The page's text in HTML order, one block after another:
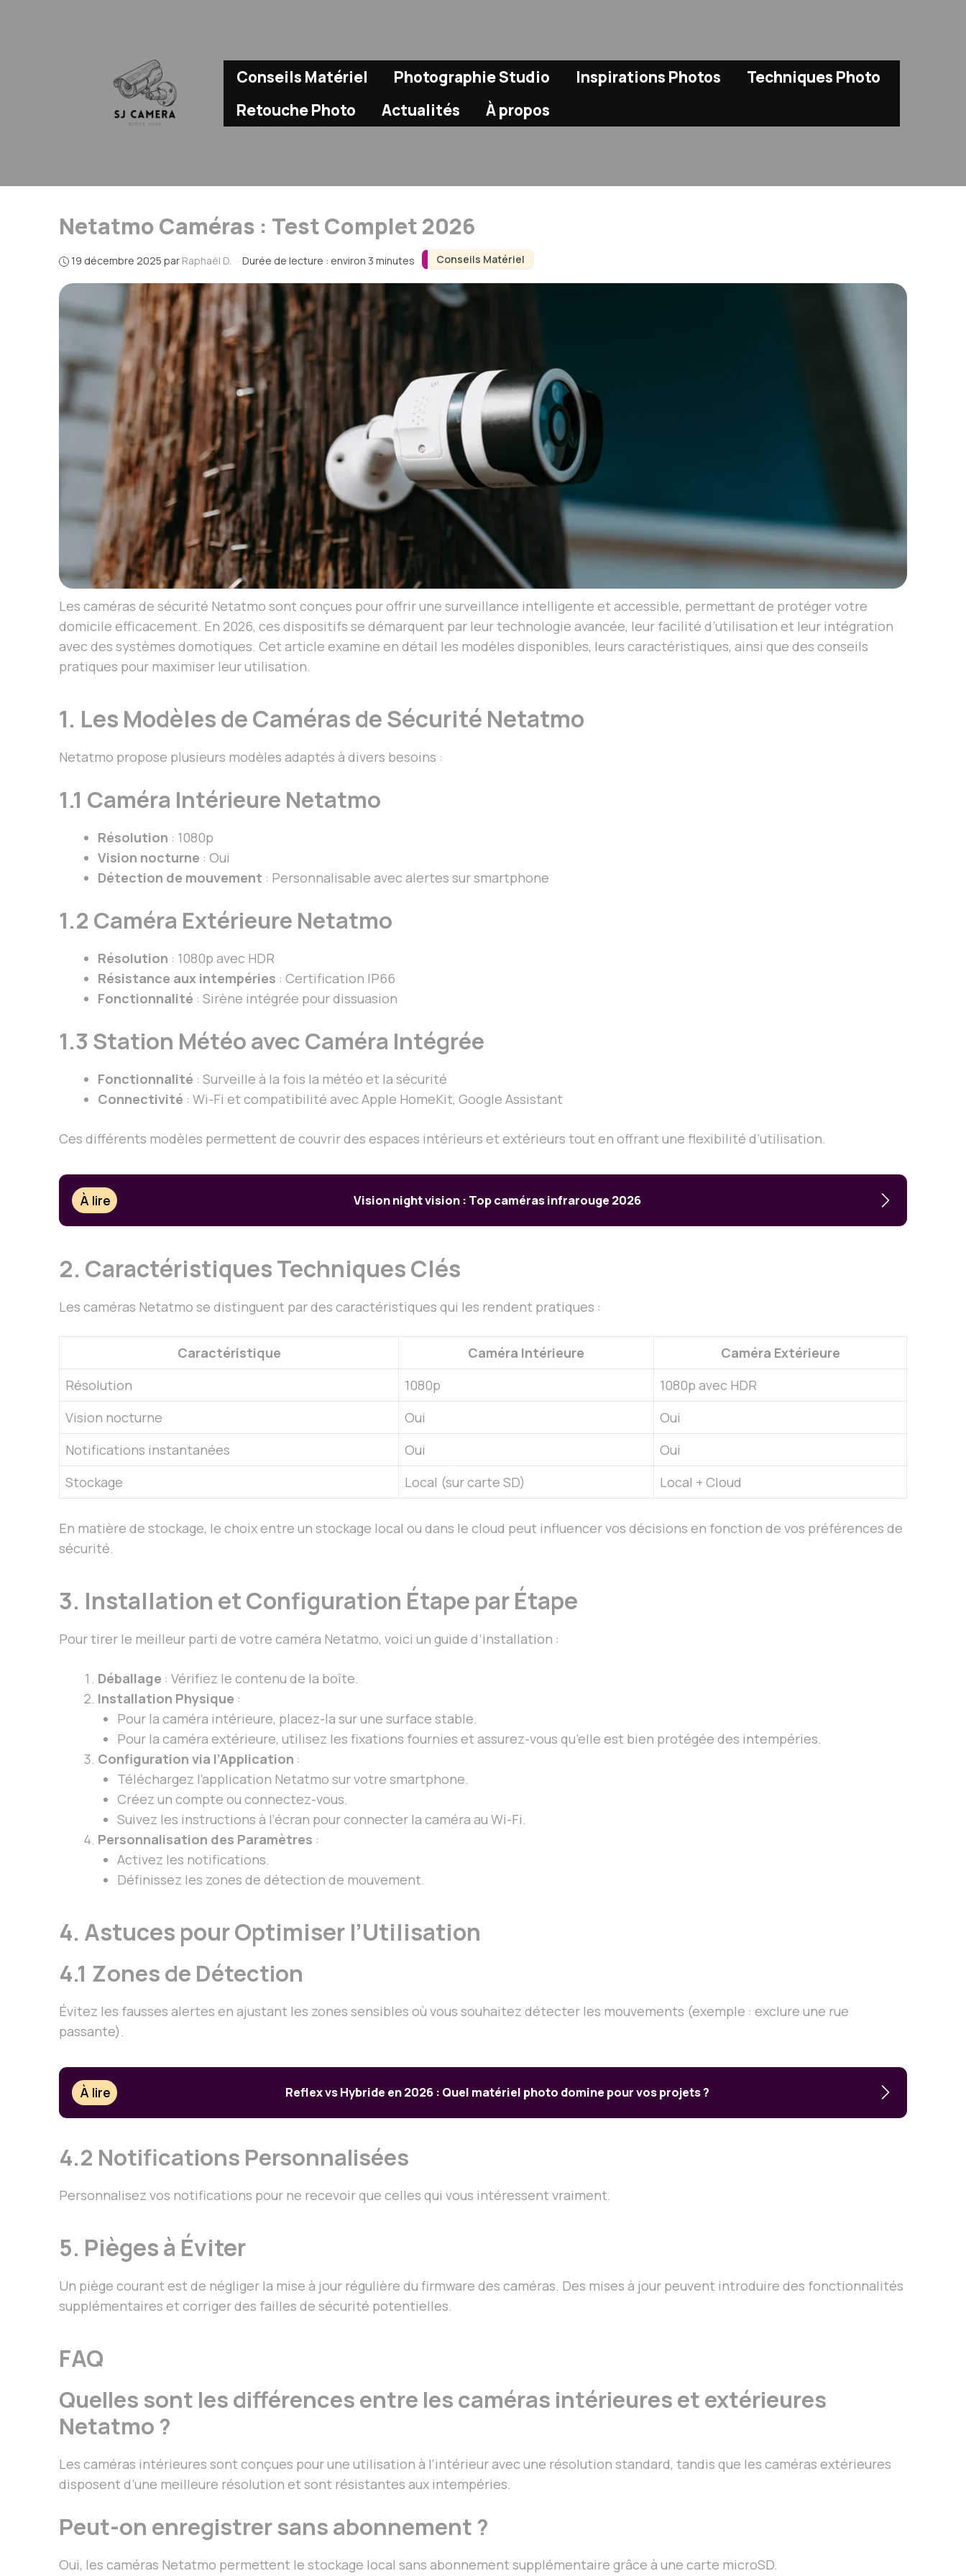
Conseils Matériel Photographie Studio Inspirations Photos
Techniques Photo
Retouche Photo
Actualités À propos
Conseils Matériel
Netatmo Caméras : Test Complet 2026
19 décembre 2025 par Raphaël D. · Durée de lecture : environ 3 minutes
Les caméras de sécurité Netatmo sont conçues pour offrir une surveillance intelligente et accessible, permettant de protéger votre
domicile efficacement. En 2026, ces dispositifs se démarquent par leur technologie avancée, leur facilité d’utilisation et leur intégration
avec des systèmes domotiques. Cet article examine en détail les modèles disponibles, leurs caractéristiques, ainsi que des conseils
pratiques pour maximiser leur utilisation.
1. Les Modèles de Caméras de Sécurité Netatmo
Netatmo propose plusieurs modèles adaptés à divers besoins :
1.1 Caméra Intérieure Netatmo
Résolution : 1080p
Vision nocturne : Oui
Détection de mouvement : Personnalisable avec alertes sur smartphone
1.2 Caméra Extérieure Netatmo
Résolution : 1080p avec HDR
Résistance aux intempéries : Certification IP66
Fonctionnalité : Sirène intégrée pour dissuasion
1.3 Station Météo avec Caméra Intégrée
Fonctionnalité : Surveille à la fois la météo et la sécurité
Connectivité : Wi-Fi et compatibilité avec Apple HomeKit, Google Assistant
Ces différents modèles permettent de couvrir des espaces intérieurs et extérieurs tout en offrant une flexibilité d’utilisation.
À lire Vision night vision : Top caméras infrarouge 2026
2. Caractéristiques Techniques Clés
Les caméras Netatmo se distinguent par des caractéristiques qui les rendent pratiques :
Caractéristique Caméra Intérieure
Caméra Extérieure
Résolution
1080p
1080p avec HDR
Vision nocturne
Oui
Oui
Notifications instantanées
Oui
Oui
Stockage
Local (sur carte SD) Local + Cloud
En matière de stockage, le choix entre un stockage local ou dans le cloud peut influencer vos décisions en fonction de vos préférences de
sécurité.
3. Installation et Configuration Étape par Étape
Pour tirer le meilleur parti de votre caméra Netatmo, voici un guide d’installation :
Déballage : Vérifiez le contenu de la boîte.
Installation Physique :
Pour la caméra intérieure, placez-la sur une surface stable.
Pour la caméra extérieure, utilisez les fixations fournies et assurez-vous qu’elle est bien protégée des intempéries.
Configuration via l’Application :
Téléchargez l’application Netatmo sur votre smartphone.
Créez un compte ou connectez-vous.
Suivez les instructions à l’écran pour connecter la caméra au Wi-Fi.
Personnalisation des Paramètres :
Activez les notifications.
Définissez les zones de détection de mouvement.
4. Astuces pour Optimiser l’Utilisation
4.1 Zones de Détection
Évitez les fausses alertes en ajustant les zones sensibles où vous souhaitez détecter les mouvements (exemple : exclure une rue
passante).
À lire Reflex vs Hybride en 2026 : Quel matériel photo domine pour vos projets ?
4.2 Notifications Personnalisées
Personnalisez vos notifications pour ne recevoir que celles qui vous intéressent vraiment.
5. Pièges à Éviter
Un piège courant est de négliger la mise à jour régulière du firmware des caméras. Des mises à jour peuvent introduire des fonctionnalités
supplémentaires et corriger des failles de sécurité potentielles.
FAQ
Quelles sont les différences entre les caméras intérieures et extérieures
Netatmo ?
Les caméras intérieures sont conçues pour une utilisation à l’intérieur avec une résolution standard, tandis que les caméras extérieures
disposent d’une meilleure résolution et sont résistantes aux intempéries.
Peut-on enregistrer sans abonnement ?
Oui, les caméras Netatmo permettent le stockage local sans abonnement supplémentaire grâce à une carte microSD.